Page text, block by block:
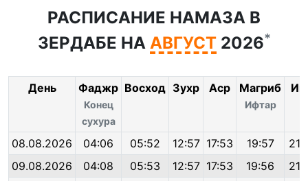
РАСПИСАНИЕ НАМАЗА В
ЗЕРДАБЕ НА АВГУСТ 2026*
День Фаджр
Конец
сухура
Восход Зухр Аср Магриб
Ифтар
08.08.2026 04:06 05:52 12:57 17:53 19:57
09.08.2026
04:08 05:53 12:57 17:53 19:56